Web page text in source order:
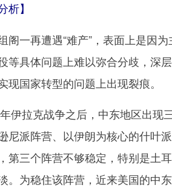
】
一再遭遇“难产”，表面上是因为
等具体问题上难以弥合分歧，深
现国家转型的问题上出现裂痕。
拉克战争之后，中东地区出现
尼派阵营、以伊朗为核心的什叶
第三个阵营不够稳定，特别是土
。为稳住该阵营，近来美国的中